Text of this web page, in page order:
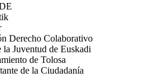
Derecho Colaborativo
Juventud de Euskadi
de Tolosa
de la Ciudadanía